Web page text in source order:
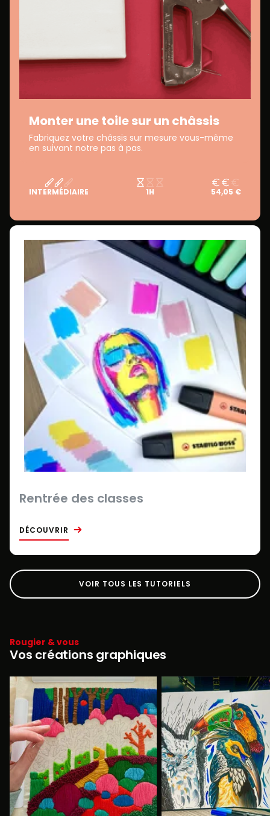
Monter une toile sur un châssis
Fabriquez votre châssis sur mesure vous-même
en suivant notre pas à pas.
INTERMÉDIAIRE 1H 54,05 €
Rentrée des classes
DÉCOUVRIR
VOIR TOUS LES TUTORIELS
Rougier & vous
Vos créations graphiques